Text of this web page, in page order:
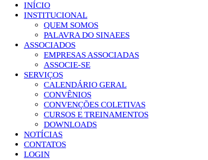
INÍCIO
INSTITUCIONAL
QUEM SOMOS
PALAVRA DO SINAEES
ASSOCIADOS
EMPRESAS ASSOCIADAS
ASSOCIE-SE
SERVIÇOS
CALENDÁRIO GERAL
CONVÊNIOS
CONVENÇÕES COLETIVAS
CURSOS E TREINAMENTOS
DOWNLOADS
NOTÍCIAS
CONTATOS
LOGIN